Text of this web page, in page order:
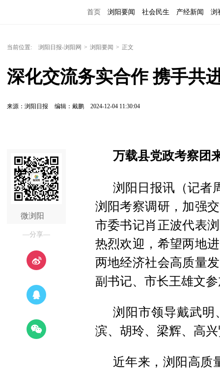
首页 浏阳要闻 社会民生 产经新闻 浏
当前位置: 浏阳日报-浏阳网 > 浏阳要闻 > 正文
深化交流务实合作 携手共
来源：浏阳日报 编辑：戴鹏 2024-12-04 11:30:04
微浏阳
—分享—
万载县党政考察团
浏阳日报讯（记者
浏阳考察调研，加强
市委书记肖正波代表
热烈欢迎，希望两地
两地经济社会高质量
副书记、市长王雄文
浏阳市领导戴武明
滨、胡玲、梁辉、高
近年来，浏阳高质